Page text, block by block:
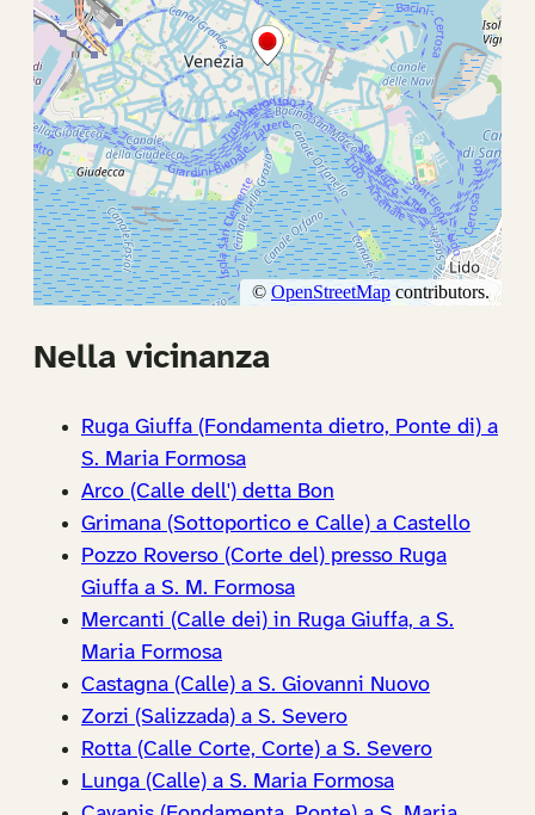
Nella vicinanza
Ruga Giuffa (Fondamenta dietro, Ponte di) a
S. Maria Formosa
Arco (Calle dell') detta Bon
Grimana (Sottoportico e Calle) a Castello
Pozzo Roverso (Corte del) presso Ruga
Giuffa a S. M. Formosa
Mercanti (Calle dei) in Ruga Giuffa, a S.
Maria Formosa
Castagna (Calle) a S. Giovanni Nuovo
Zorzi (Salizzada) a S. Severo
Rotta (Calle Corte, Corte) a S. Severo
Lunga (Calle) a S. Maria Formosa